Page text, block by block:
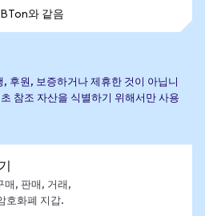
와 같음
후원, 보증하거나 제휴한 것이 아닙니
참조 자산을 식별하기 위해서만 사용
, 판매, 거래,
호화폐 지갑.